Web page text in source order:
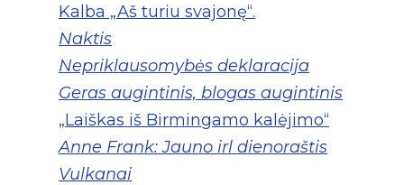
Kalba „Aš turiu svajonę“.
Naktis
Nepriklausomybės deklaracija
Geras augintinis, blogas augintinis
„Laiškas iš Birmingamo kalėjimo“
Anne Frank: Jauno irl dienoraštis
Vulkanai